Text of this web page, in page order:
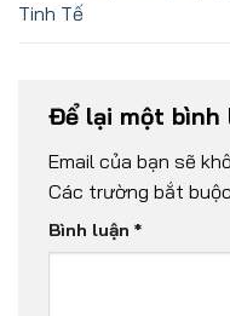
Tinh Tế
Để lại một bình
Email của bạn sẽ
Các trường bắt
Bình luận *